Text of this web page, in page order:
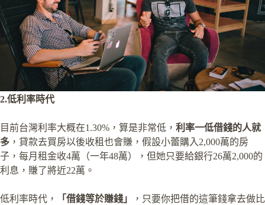
2.低利率時代
目前台灣利率大概在1.30%，算是非常低， 利率一低借錢的人就
多 ，貸款去買房以後收租也會賺，假設小蕾購入2,000萬的房
子，每月租金收4萬（一年48萬），但她只要給銀行26萬2,000的
利息，賺了將近22萬。
低利率時代， 「借錢等於賺錢」
，只要你把借的這筆錢拿去做比